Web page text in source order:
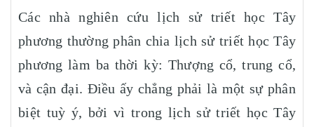
Các nhà nghiên cứu lịch sử triết học Tây
phương thường phân chia lịch sử triết học Tây
phương làm ba thời kỳ: Thượng cổ, trung cổ,
và cận đại. Điều ấy chẳng phải là một sự phân
biệt tuỳ ý, bởi vì trong lịch sử triết học Tây